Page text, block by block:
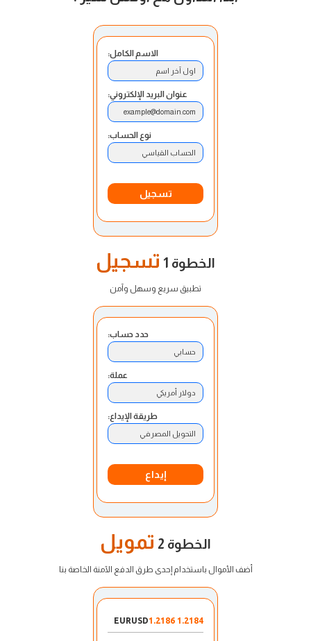
الاسم الكامل:
اول آخر اسم
عنوان البريد الإلكتروني:
example@domain.com
نوع الحساب:
الحساب القياسي
تسجيل
الخطوة 1 تسجيل
تطبيق سريع وسهل وآمن
حدد حساب:
حسابي
عملة:
دولار أمريكي
طريقة الإيداع:
التحويل المصرفي
إيداع
الخطوة 2 تمويل
أضف الأموال باستخدام إحدى طرق الدفع الآمنة الخاصة بنا
EURUSD 1.2184 1.2186